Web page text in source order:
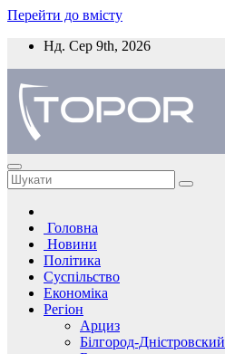
Перейти до вмісту
Нд. Сер 9th, 2026
Головна
Новини
Політика
Суспільство
Економіка
Регіон
Арциз
Білгород-Дністровский